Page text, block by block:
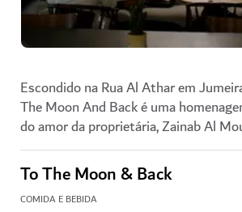
Escondido na Rua Al Athar em
The Moon And Back é uma
do amor da proprietária, Zainab Al
To The Moon & Back
COMIDA E BEBIDA